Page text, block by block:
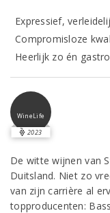
Expressief,
Compromisloze
Heerlijk zo én
WineLife
2023
De witte wijnen van
Duitsland. Niet zo
van zijn carrière al
topproducenten: